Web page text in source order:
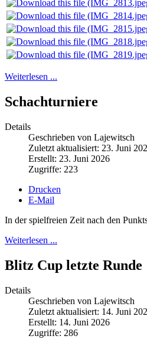
Weiterlesen ...
Schachturniere
Details
Geschrieben von Lajewitsch
Zuletzt aktualisiert: 23. Juni
Erstellt: 23. Juni 2026
Zugriffe: 223
Drucken
E-Mail
In der spielfreien Zeit nach den
Weiterlesen ...
Blitz Cup letzte Runde
Details
Geschrieben von Lajewitsch
Zuletzt aktualisiert: 14. Juni
Erstellt: 14. Juni 2026
Zugriffe: 286